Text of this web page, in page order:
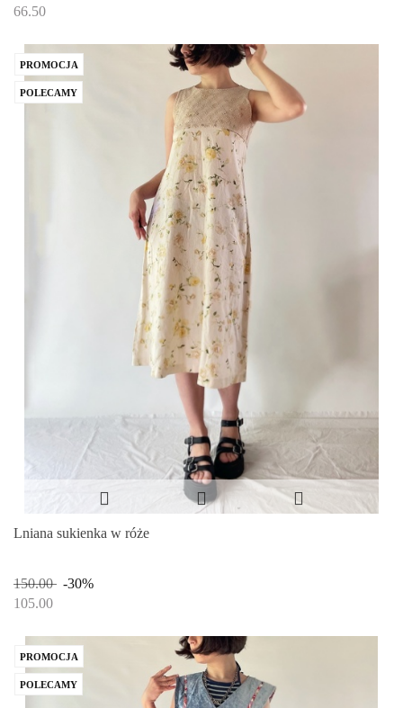
66.50
PROMOCJA
POLECAMY
Lniana sukienka w róże
150.00
-30%
105.00
PROMOCJA
POLECAMY